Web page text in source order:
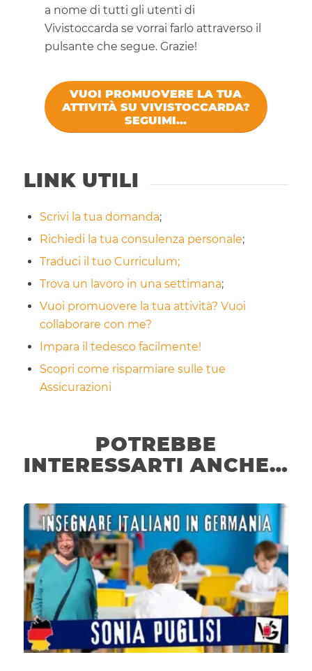
a nome di tutti gli utenti di
Vivistoccarda se vorrai farlo attraverso il
pulsante che segue. Grazie!
VUOI PROMUOVERE LA TUA
ATTIVITÀ SU VIVISTOCCARDA?
SEGUIMI...
LINK UTILI
Scrivi la tua domanda;
Richiedi la tua consulenza personale;
Traduci il tuo Curriculum;
Trova un lavoro in una settimana;
Vuoi promuovere la tua attività? Vuoi
collaborare con me?
Impara il tedesco facilmente!
Scopri come risparmiare sulle tue
Assicurazioni
POTREBBE
INTERESSARTI ANCHE…